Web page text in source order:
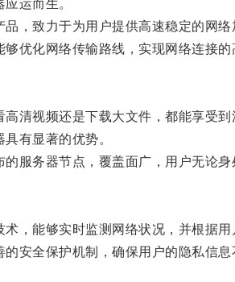
运而生。
致力于为用户提供高速稳定的网络
化网络传输路线，实现网络连接的
视频还是下载大文件，都能享受到
有显著的优势。
务器节点，覆盖面广，用户无论身
能够实时监测网络状况，并根据用
全保护机制，确保用户的隐私信息